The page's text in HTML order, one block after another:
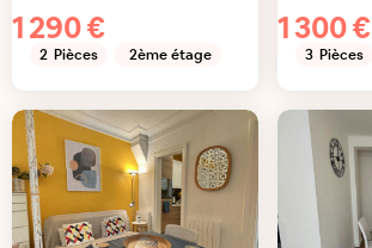
1 290 €
2 Pièces 2ème étage
1 300 €
3 Pièces